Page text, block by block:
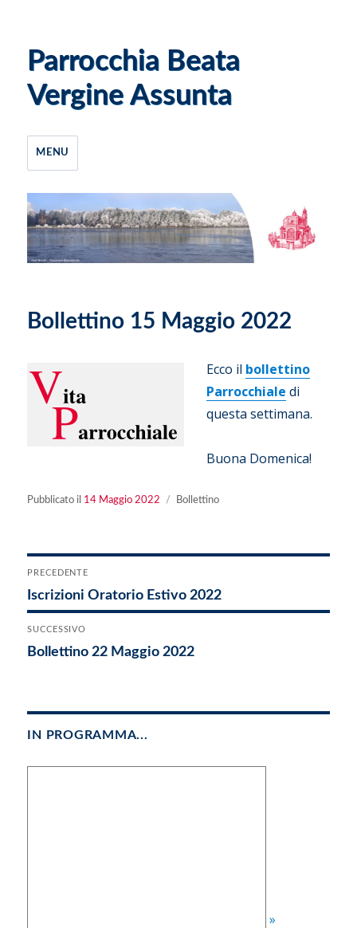
Parrocchia Beata
Vergine Assunta
MENU
Bollettino 15 Maggio 2022
Ecco il bollettino
Parrocchiale di
questa settimana.
Buona Domenica!
Pubblicato il Pubblicato
14 Maggio 2022 Categorie
Bollettino
Navigazione
articoli
PRECEDENTE
Articolo
precedente:
Iscrizioni Oratorio Estivo 2022
SUCCESSIVO
Articolo
Bollettino 22 Maggio 2022
IN PROGRAMMA...
»